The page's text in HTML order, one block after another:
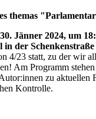
themas
30. Jänner 2024, um
in der Schenkenstraße
4/23 statt, zu der wir
Am Programm
zu aktuellen
Kontrolle.